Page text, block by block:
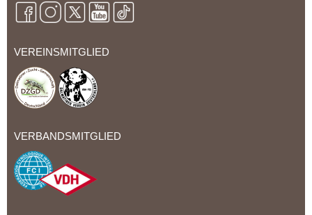
VEREINSMITGLIED
VERBANDSMITGLIED